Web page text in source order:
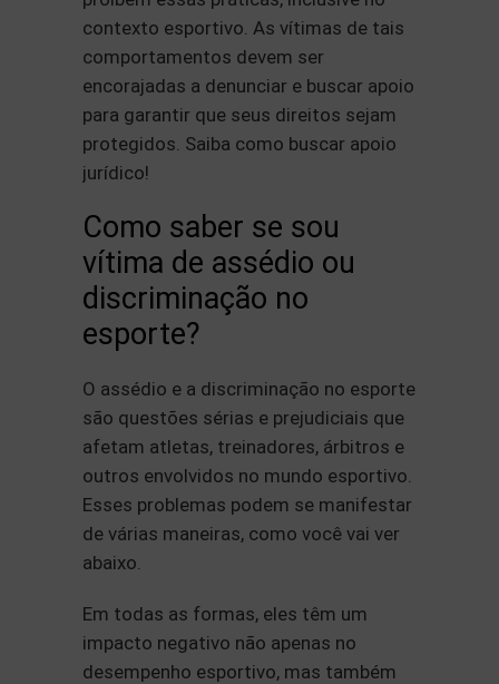
contexto esportivo. As vítimas de tais
comportamentos devem ser
encorajadas a denunciar e buscar apoio
para garantir que seus direitos sejam
protegidos. Saiba como buscar apoio
jurídico!
Como saber se sou
vítima de assédio ou
discriminação no
esporte?
O assédio e a discriminação no esporte
são questões sérias e prejudiciais que
afetam atletas, treinadores, árbitros e
outros envolvidos no mundo esportivo.
Esses problemas podem se manifestar
de várias maneiras, como você vai ver
abaixo.
Em todas as formas, eles têm um
impacto negativo não apenas no
desempenho esportivo, mas também